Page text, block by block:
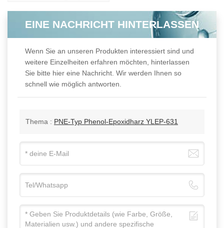
EINE NACHRICHT HINTERLASSEN
Wenn Sie an unseren Produkten interessiert sind und
weitere Einzelheiten erfahren möchten, hinterlassen
Sie bitte hier eine Nachricht. Wir werden Ihnen so
schnell wie möglich antworten.
Thema : PNE-Typ Phenol-Epoxidharz YLEP-631